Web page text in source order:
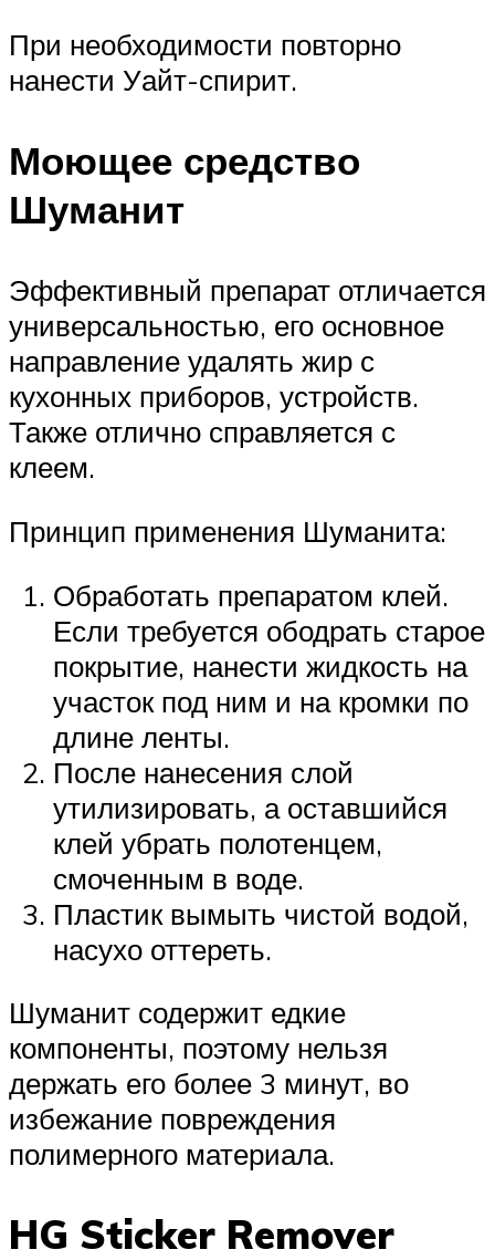
При необходимости повторно
нанести Уайт-спирит.
Моющее средство
Шуманит
Эффективный препарат отличается
универсальностью, его основное
направление удалять жир с
кухонных приборов, устройств.
Также отлично справляется с
клеем.
Принцип применения Шуманита:
Обработать препаратом клей.
Если требуется ободрать старое
покрытие, нанести жидкость на
участок под ним и на кромки по
длине ленты.
После нанесения слой
утилизировать, а оставшийся
клей убрать полотенцем,
смоченным в воде.
Пластик вымыть чистой водой,
насухо оттереть.
Шуманит содержит едкие
компоненты, поэтому нельзя
держать его более 3 минут, во
избежание повреждения
полимерного материала.
HG Sticker Remover